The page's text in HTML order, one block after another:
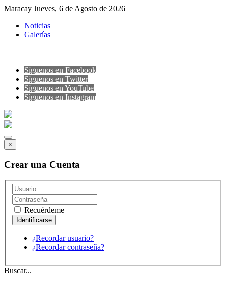
Maracay Jueves, 6 de Agosto de 2026
Noticias
Galerías
Síguenos en Facebook
Síguenos en Twitter
Síguenos en YouTube
Sìguenos en Instagram
×
Crear una Cuenta
Recuérdeme
¿Recordar usuario?
¿Recordar contraseña?
Buscar...